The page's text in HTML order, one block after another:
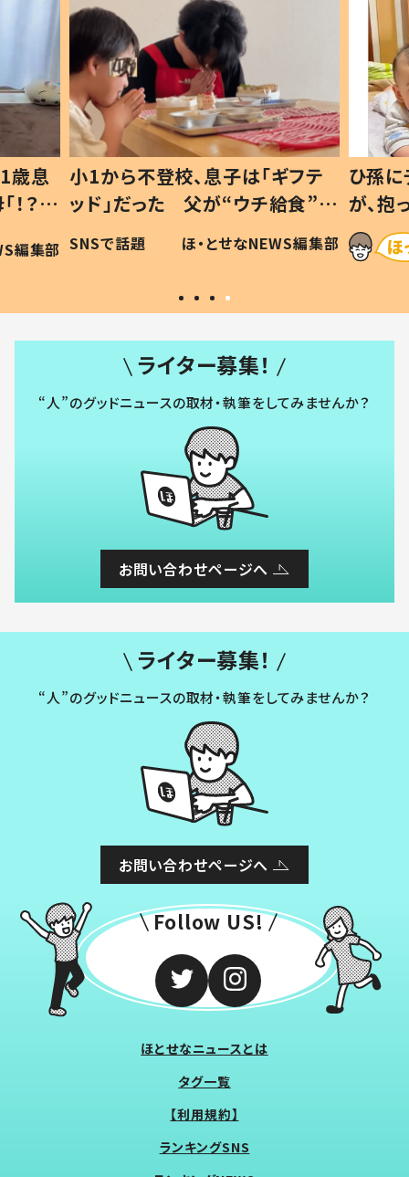
歳息
？」
編集部
小1から不登校、息子は「ギフテ
ッド」だった 父が“ウチ給食”を
作り続ける理由とは #令和の親
#令和の子
SNSで話題 ほ・とせなNEWS編集部
ひ孫
が、
「涙が
い」
ライター募集！
“人”のグッドニュースの取材・執筆をしてみませんか？
お問い合わせページへ
ライター募集！
“人”のグッドニュースの取材・執筆をしてみませんか？
お問い合わせページへ
Follow US!
ほとせなニュースとは
タグ一覧
【利用規約】
ランキングSNS